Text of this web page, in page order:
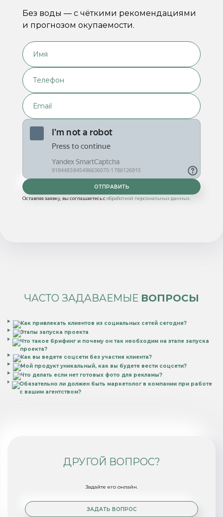
Без воды — с чёткими рекомендациями
и прогнозом окупаемости.
Оставляя заявку, вы соглашаетесь собработкой персональных данных.
ЧАСТО ЗАДАВАЕМЫЕ ВОПРОСЫ
Как привлекать клиентов из социальных сетей сегодня?
Этапы запуска проекта
Что такое брифинг и почему он так необходим на этапе запуска
проекта?
Как вы ведете соцсети без участия клиента?
Мой продукт уникальный, как вы будете вести соцсети?
Что делать если нет готовых фото для рекламы?
Обязательно ли должен быть маркетолог в компании при работе
с вашим агентством?
ДРУГОЙ ВОПРОС?
Задайте его онлайн.
ЗАДАТЬ ВОПРОС